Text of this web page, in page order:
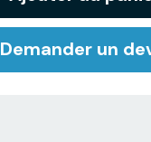
Demander un